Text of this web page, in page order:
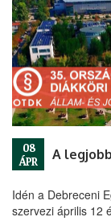
08
ÁPR
A
Idén a Debreceni
szervezi április 12